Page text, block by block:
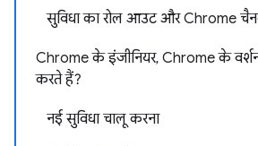
सुविधा का रोल आउट और Chrome
Chrome के इंजीनियर, Chrome के
करते हैं?
नई सुविधा चालू करना